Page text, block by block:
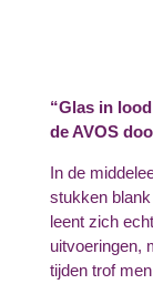
“Glas in
de AVOS
In de
stukken
leent zich
uitvoeringen,
tijden trof